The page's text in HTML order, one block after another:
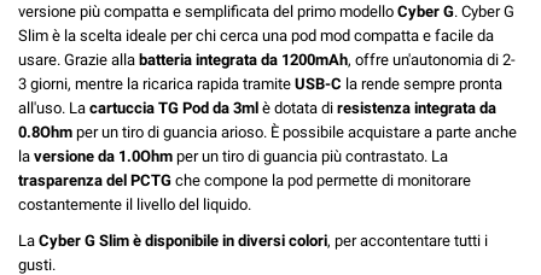
versione più compatta e semplificata del primo modello Cyber G. Cyber G
Slim è la scelta ideale per chi cerca una pod mod compatta e facile da
usare. Grazie alla batteria integrata da 1200mAh, offre un'autonomia di 2-
3 giorni, mentre la ricarica rapida tramite USB-C la rende sempre pronta
all'uso. La cartuccia TG Pod da 3ml è dotata di resistenza integrata da
0.8Ohm per un tiro di guancia arioso. È possibile acquistare a parte anche
la versione da 1.0Ohm per un tiro di guancia più contrastato. La
trasparenza del PCTG che compone la pod permette di monitorare
costantemente il livello del liquido.
La Cyber G Slim è disponibile in diversi colori, per accontentare tutti i
gusti.